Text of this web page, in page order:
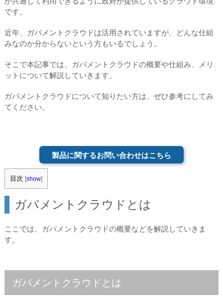
です。
近年、ガバメントクラウドは活用されていますが、どんな仕組
みなのか分からないという方もいるでしょう。
そこで本記事では、ガバメントクラウドの概要や仕組み、メリ
ットについて解説していきます。
ガバメントクラウドについて知りたい方は、ぜひ参考にしてみ
てください。
製品に関するお問い合わせはこちら
目次 [show]
ガバメントクラウドとは
ここでは、ガバメントクラウドの概要などを解説していきま
す。
ガバメントクラウドとは